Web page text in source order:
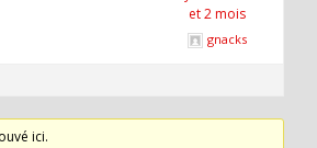
et 2 mois
gnacks
ici.